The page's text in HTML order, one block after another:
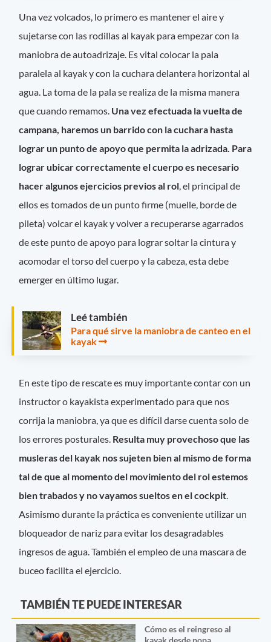
Una vez volcados, lo primero es mantener el aire y
sujetarse con las rodillas al kayak para empezar con la
maniobra de autoadrizaje. Es vital colocar la pala
paralela al kayak y con la cuchara delantera horizontal al
agua. La toma de la pala se realiza de la misma manera
que cuando remamos. Una vez efectuada la vuelta de
campana, haremos un barrido con la cuchara hasta
lograr un punto de apoyo que permita la adrizada. Para
lograr ubicar correctamente el cuerpo es necesario
hacer algunos ejercicios previos al rol, el principal de
ellos es tomados de un punto firme (muelle, borde de
pileta) volcar el kayak y volver a recuperarse agarrados
de este punto de apoyo para lograr soltar la cintura y
acomodar el torso del cuerpo y la cabeza, esta debe
emerger en último lugar.
Leé también
Para qué sirve la maniobra de canteo en el
kayak
En este tipo de rescate es muy importante contar con un
instructor o kayakista experimentado para que nos
corrija la maniobra, ya que es difícil darse cuenta solo de
los errores posturales. Resulta muy provechoso que las
musleras del kayak nos sujeten bien al mismo de forma
tal de que al momento del movimiento del rol estemos
bien trabados y no vayamos sueltos en el cockpit
Asimismo durante la práctica es conveniente utilizar un
bloqueador de nariz para evitar los desagradables
ingresos de agua. También el empleo de una mascara de
buceo facilita el ejercicio.
TAMBIÉN TE PUEDE INTERESAR
Cómo es el reingreso al
kayak desde popa